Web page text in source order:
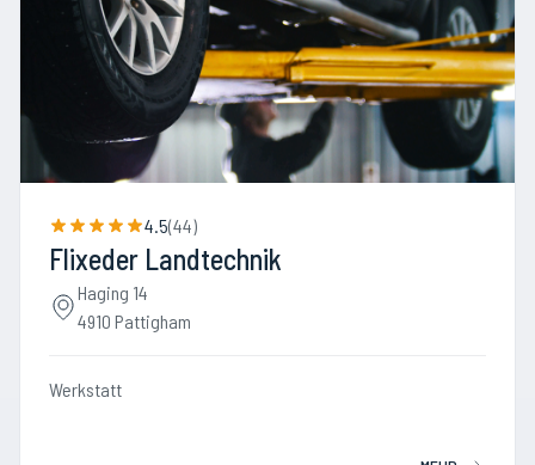
4.5(44)
Flixeder Landtechnik
Haging 14
4910 Pattigham
Werkstatt